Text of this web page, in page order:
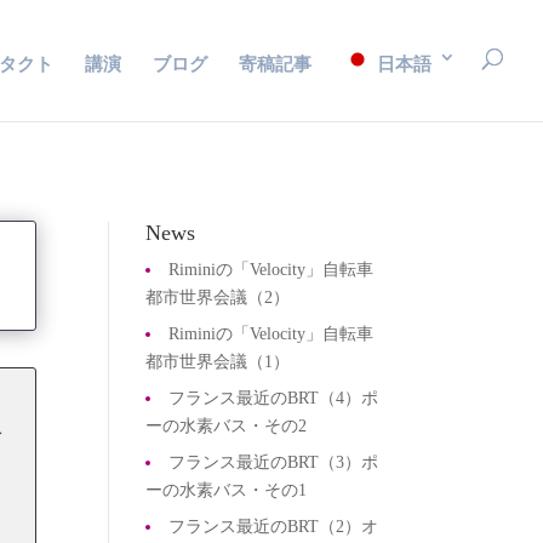
クト 講演 ブログ 寄稿記事 日本語
News
Riminiの「Velocity」自転車
都市世界会議（2）
Riminiの「Velocity」自転車
都市世界会議（1）
フランス最近のBRT（4）ポ
ーの水素バス・その2
フランス最近のBRT（3）ポ
ーの水素バス・その1
フランス最近のBRT（2）オ